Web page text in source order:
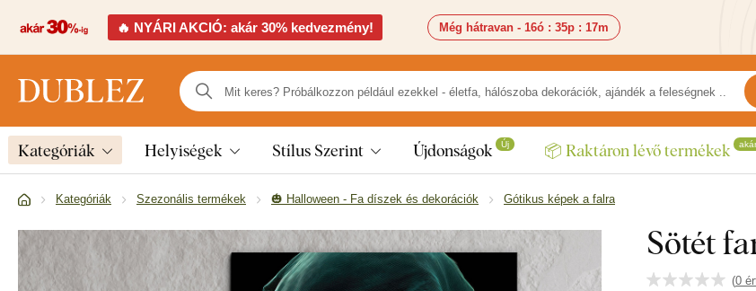
🔥 NYÁRI AKCIÓ: akár 30% kedvezmény! Még hátravan - 16ó : 35p : 16m
Kategóriák Helyiségek Stílus Szerint Újdonságok Új 📦 Raktáron lévő termékek
Kategóriák Szezonális termékek 🎃 Halloween - Fa díszek és dekorációk Gótikus képek a falra
Sötét
(0